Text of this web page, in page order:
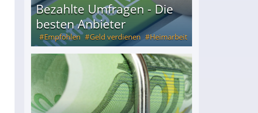
Bezahlte Umfragen - Die
besten Anbieter
Empfohlen Geld verdienen Heimarbeit